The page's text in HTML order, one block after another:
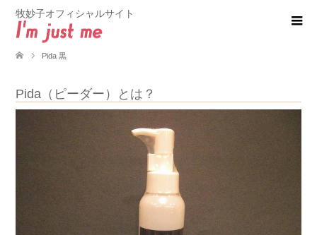
牧妙子オフィシャルサイト
Pida 黒
Pida（ピーダー）とは？